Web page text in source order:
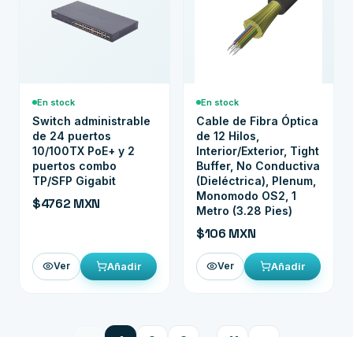
En stock
Switch administrable
de 24 puertos
10/100TX PoE+ y 2
puertos combo
TP/SFP Gigabit
$4762 MXN
Ver Añadir
En stock
Cable de Fibra Óptica
de 12 Hilos,
Interior/Exterior, Tight
Buffer, No Conductiva
(Dieléctrica), Plenum,
Monomodo OS2, 1
Metro (3.28 Pies)
$106 MXN
Ver Añadir